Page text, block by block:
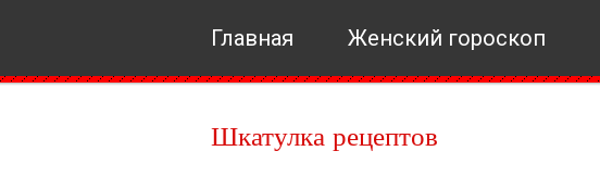
Главная Женский гороскоп
Шкатулка рецептов